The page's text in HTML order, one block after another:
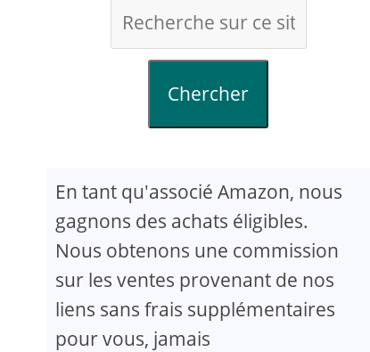
Chercher
En tant qu'associé Amazon, nous
gagnons des achats éligibles.
Nous obtenons une commission
sur les ventes provenant de nos
liens sans frais supplémentaires
pour vous, jamais